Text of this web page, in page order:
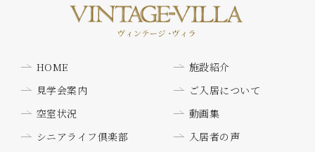
HOME
施設紹介
見学会案内
ご入居について
空室状況
動画集
シニアライフ倶楽部
入居者の声